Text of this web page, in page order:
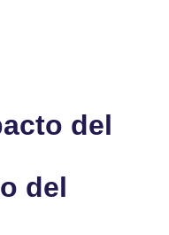
del
del